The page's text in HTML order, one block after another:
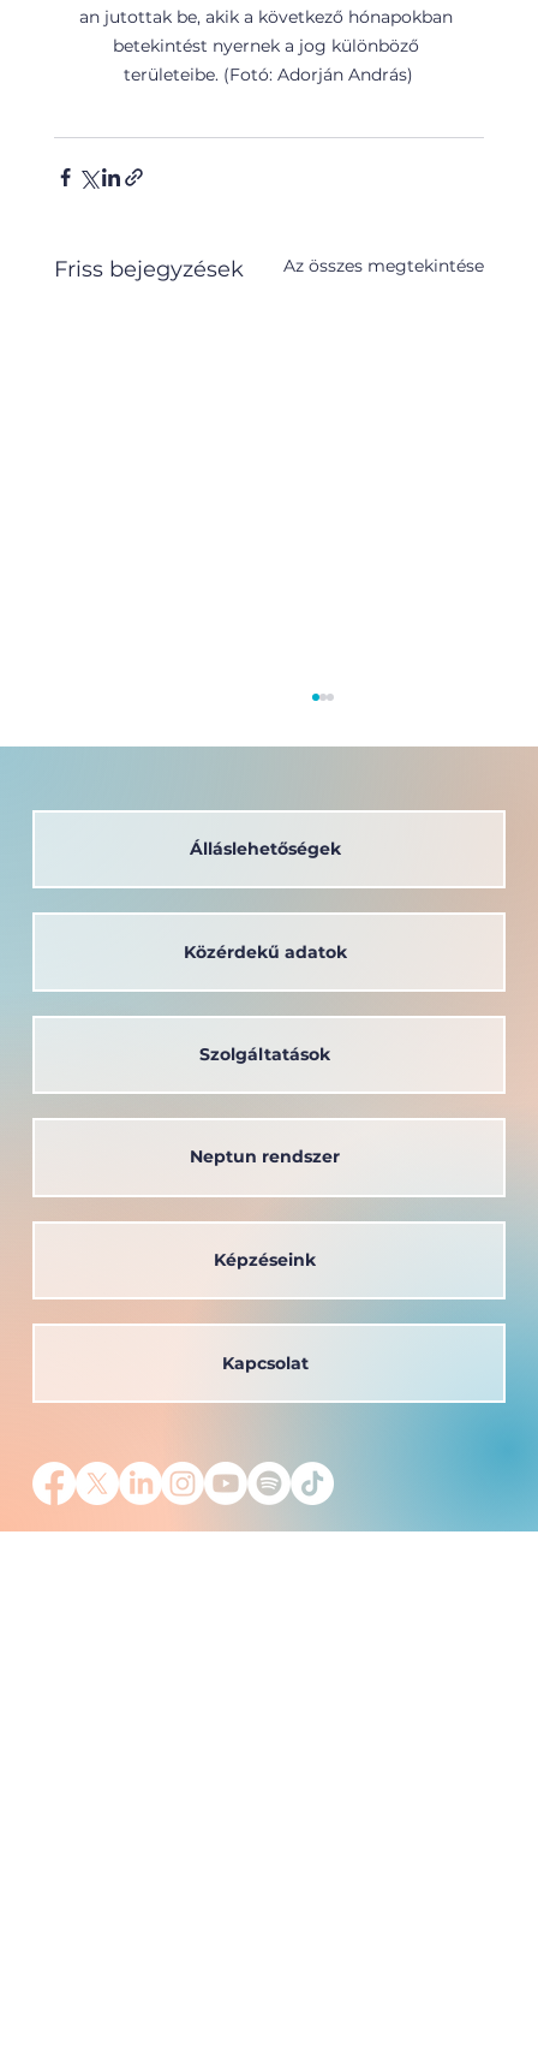
an jutottak be, akik a következő hónapokban
betekintést nyernek a jog különböző
területeibe. (Fotó: Adorján András)
Friss bejegyzések Az összes megtekintése
Álláslehetőségek
Neptun rendszer
Szolgáltatások
Kapcsolat
Közérdekű adatok
Képzéseink